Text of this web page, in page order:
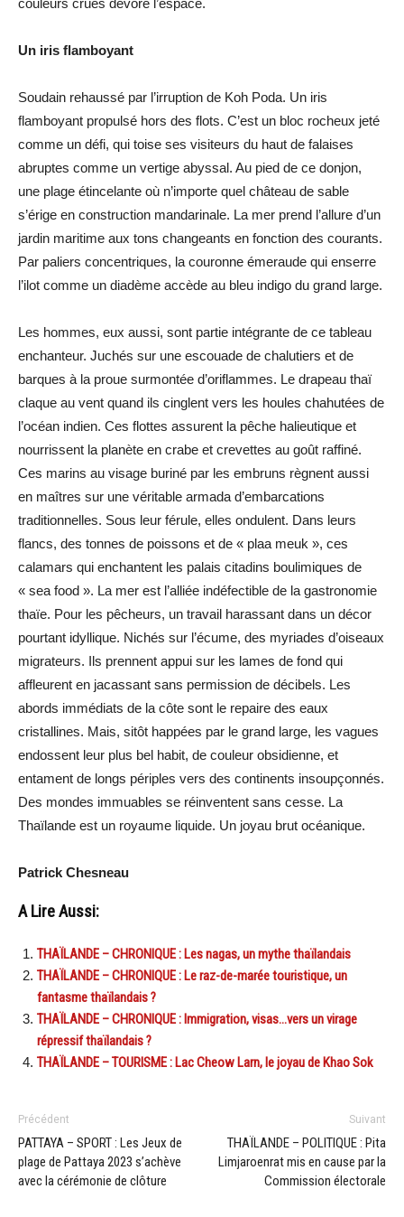
couleurs crûes dévore l’espace.
Un iris flamboyant
Soudain rehaussé par l’irruption de Koh Poda. Un iris
flamboyant propulsé hors des flots. C’est un bloc rocheux jeté
comme un défi, qui toise ses visiteurs du haut de falaises
abruptes comme un vertige abyssal. Au pied de ce donjon,
une plage étincelante où n’importe quel château de sable
s’érige en construction mandarinale. La mer prend l’allure d’un
jardin maritime aux tons changeants en fonction des courants.
Par paliers concentriques, la couronne émeraude qui enserre
l’ilot comme un diadème accède au bleu indigo du grand large.
Les hommes, eux aussi, sont partie intégrante de ce tableau
enchanteur. Juchés sur une escouade de chalutiers et de
barques à la proue surmontée d’oriflammes. Le drapeau thaï
claque au vent quand ils cinglent vers les houles chahutées de
l’océan indien. Ces flottes assurent la pêche halieutique et
nourrissent la planète en crabe et crevettes au goût raffiné.
Ces marins au visage buriné par les embruns règnent aussi
en maîtres sur une véritable armada d’embarcations
traditionnelles. Sous leur férule, elles ondulent. Dans leurs
flancs, des tonnes de poissons et de « plaa meuk », ces
calamars qui enchantent les palais citadins boulimiques de
« sea food ». La mer est l’alliée indéfectible de la gastronomie
thaïe. Pour les pêcheurs, un travail harassant dans un décor
pourtant idyllique. Nichés sur l’écume, des myriades d’oiseaux
migrateurs. Ils prennent appui sur les lames de fond qui
affleurent en jacassant sans permission de décibels. Les
abords immédiats de la côte sont le repaire des eaux
cristallines. Mais, sitôt happées par le grand large, les vagues
endossent leur plus bel habit, de couleur obsidienne, et
entament de longs périples vers des continents insoupçonnés.
Des mondes immuables se réinventent sans cesse. La
Thaïlande est un royaume liquide. Un joyau brut océanique.
Patrick Chesneau
A Lire Aussi:
THAÏLANDE – CHRONIQUE : Les nagas, un mythe thaïlandais
THAÏLANDE – CHRONIQUE : Le raz-de-marée touristique, un
fantasme thaïlandais ?
THAÏLANDE – CHRONIQUE : Immigration, visas…vers un virage
répressif thaïlandais ?
THAÏLANDE – TOURISME : Lac Cheow Larn, le joyau de Khao Sok
Précédent
PATTAYA – SPORT : Les Jeux de
plage de Pattaya 2023 s’achève
avec la cérémonie de clôture
Suivant
THAÏLANDE – POLITIQUE : Pita
Limjaroenrat mis en cause par la
Commission électorale